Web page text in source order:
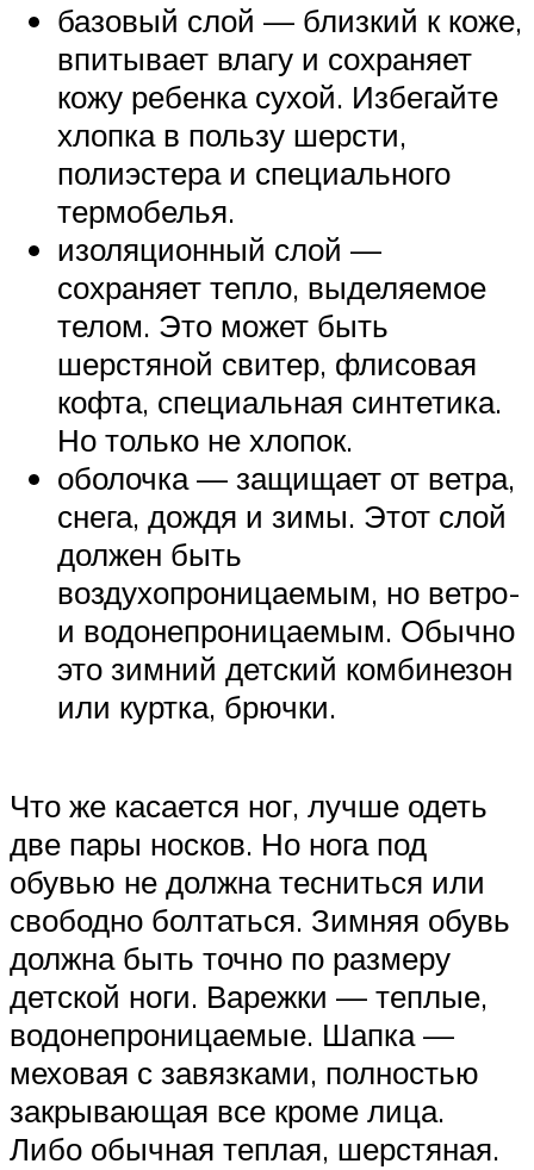
базовый слой — близкий к коже,
впитывает влагу и сохраняет
кожу ребенка сухой. Избегайте
хлопка в пользу шерсти,
полиэстера и специального
термобелья.
изоляционный слой —
сохраняет тепло, выделяемое
телом. Это может быть
шерстяной свитер, флисовая
кофта, специальная синтетика.
Но только не хлопок.
оболочка — защищает от ветра,
снега, дождя и зимы. Этот слой
должен быть
воздухопроницаемым, но ветро-
и водонепроницаемым. Обычно
это зимний детский комбинезон
или куртка, брючки.
Что же касается ног, лучше одеть
две пары носков. Но нога под
обувью не должна тесниться или
свободно болтаться. Зимняя обувь
должна быть точно по размеру
детской ноги. Варежки — теплые,
водонепроницаемые. Шапка —
меховая с завязками, полностью
закрывающая все кроме лица.
Либо обычная теплая, шерстяная.